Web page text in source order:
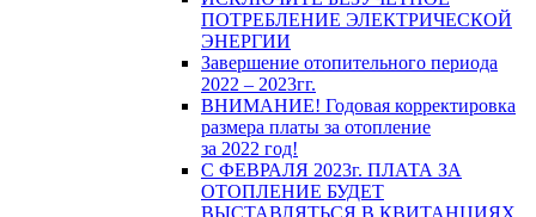
ПОТРЕБЛЕНИЕ ЭЛЕКТРИЧЕСКОЙ
ЭНЕРГИИ
Завершение отопительного периода
2022 – 2023гг.
ВНИМАНИЕ! Годовая корректировка
размера платы за отопление
за 2022 год!
С ФЕВРАЛЯ 2023г. ПЛАТА ЗА
ОТОПЛЕНИЕ БУДЕТ